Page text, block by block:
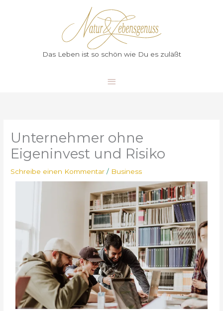
Das Leben ist so schön wie Du es zuläßt
Hauptmenü
Unternehmer ohne
Eigeninvest und Risiko
Schreibe einen Kommentar / Business